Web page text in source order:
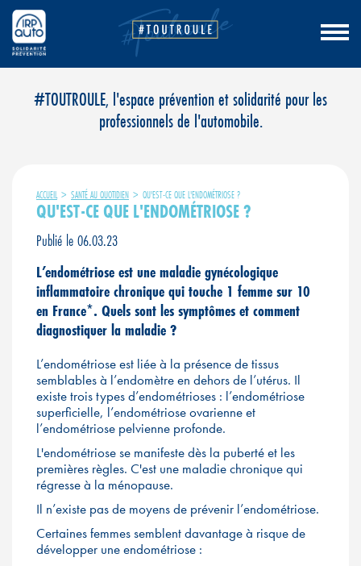
#TOUTROULE, l'espace prévention et solidarité pour les
professionnels de l'automobile.
ACCUEIL > SANTÉ AU QUOTIDIEN > QU'EST-CE QUE L'ENDOMÉTRIOSE ?
QU'EST-CE QUE L'ENDOMÉTRIOSE ?
Publié le 06.03.23
L’endométriose est une maladie gynécologique
inflammatoire chronique qui touche 1 femme sur 10
en France*. Quels sont les symptômes et comment
diagnostiquer la maladie ?
L’endométriose est liée à la présence de tissus
semblables à l’endomètre en dehors de l’utérus. Il
existe trois types d’endométrioses : l’endométriose
superficielle, l’endométriose ovarienne et
l’endométriose pelvienne profonde.
L'endométriose se manifeste dès la puberté et les
premières règles. C'est une maladie chronique qui
régresse à la ménopause.
Il n’existe pas de moyens de prévenir l’endométriose.
Certaines femmes semblent davantage à risque de
développer une endométriose :